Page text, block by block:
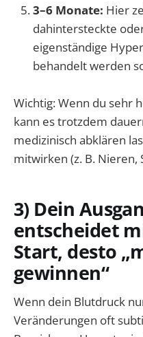
3–6 Monate: Hier
dahintersteckte
eigenständige
behandelt werden
Wichtig: Wenn du sehr
kann es trotzdem
medizinisch abklären
mitwirken (z. B. Nieren,
3) Dein
entscheidet
Start, desto
gewinnen“
Wenn dein Blutdruck
Veränderungen oft